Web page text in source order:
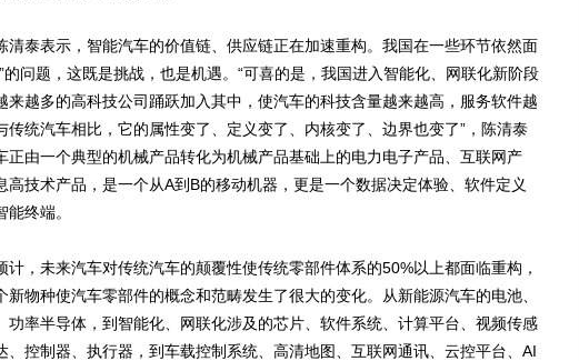
泰表示，智能汽车的价值链、供应链正在加速重构。我国在一些环节依然面
的问题，这既是挑战，也是机遇。“可喜的是，我国进入智能化、网联化新阶段
来越多的高科技公司踊跃加入其中，使汽车的科技含量越来越高，服务软件越
传统汽车相比，它的属性变了、定义变了、内核变了、边界也变了”，陈清泰
正由一个典型的机械产品转化为机械产品基础上的电力电子产品、互联网产
高技术产品，是一个从A到B的移动机器，更是一个数据决定体验、软件定义
能终端。
未来汽车对传统汽车的颠覆性使传统零部件体系的50%以上都面临重构，
新物种使汽车零部件的概念和范畴发生了很大的变化。从新能源汽车的电池、
功率半导体，到智能化、网联化涉及的芯片、软件系统、计算平台、视频传感
、控制器、执行器，到车载控制系统、高清地图、互联网通讯、云控平台、AI